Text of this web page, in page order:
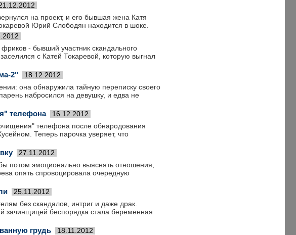
на проект, и его бывшая жена Катя
Юрий Слободян находится в шоке.
- бывший участник скандального
с Катей Токаревой, которую выгнал
2" 18.12.2012
она обнаружила тайную переписку своего
набросился на девушку, и едва не
телефона 16.12.2012
телефона после обнародования
Теперь парочка уверяет, что
27.11.2012
потом эмоционально выяснять отношения,
опять спровоцировала очередную
25.11.2012
без скандалов, интриг и даже драк.
зачинщицей беспорядка стала беременная
грудь 18.11.2012